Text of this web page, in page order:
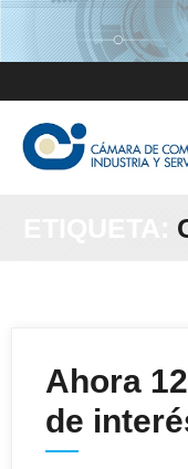
Skip
ETIQUETA:
Ahora
de